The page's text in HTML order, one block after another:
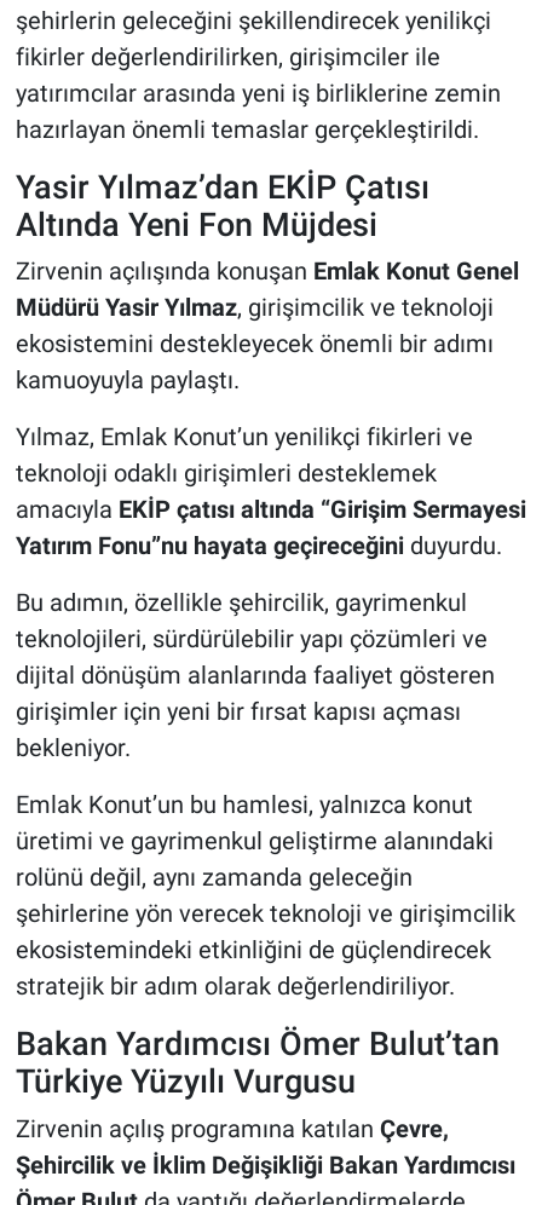
şehirlerin geleceğini şekillendirecek yenilikçi
fikirler değerlendirilirken, girişimciler ile
yatırımcılar arasında yeni iş birliklerine zemin
hazırlayan önemli temaslar gerçekleştirildi.
Yasir Yılmaz’dan EKİP Çatısı
Altında Yeni Fon Müjdesi
Zirvenin açılışında konuşan Emlak Konut Genel
Müdürü Yasir Yılmaz, girişimcilik ve teknoloji
ekosistemini destekleyecek önemli bir adımı
kamuoyuyla paylaştı.
Yılmaz, Emlak Konut’un yenilikçi fikirleri ve
teknoloji odaklı girişimleri desteklemek
amacıyla EKİP çatısı altında “Girişim Sermayesi
Yatırım Fonu”nu hayata geçireceğiniduyurdu.
Bu adımın, özellikle şehircilik, gayrimenkul
teknolojileri, sürdürülebilir yapı çözümleri ve
dijital dönüşüm alanlarında faaliyet gösteren
girişimler için yeni bir fırsat kapısı açması
bekleniyor.
Emlak Konut’un bu hamlesi, yalnızca konut
üretimi ve gayrimenkul geliştirme alanındaki
rolünü değil, aynı zamanda geleceğin
şehirlerine yön verecek teknoloji ve girişimcilik
ekosistemindeki etkinliğini de güçlendirecek
stratejik bir adım olarak değerlendiriliyor.
Bakan Yardımcısı Ömer Bulut’tan
Türkiye Yüzyılı Vurgusu
Zirvenin açılış programına katılan Çevre,
Şehircilik ve İklim Değişikliği Bakan Yardımcısı